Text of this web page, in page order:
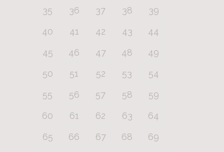
35
36 37 38
39
40
41 42 43
44
45
46 47 48
49
50
51 52 53
54
55
56 57 58
59
60
61 62 63
64
65
66 67 68
69